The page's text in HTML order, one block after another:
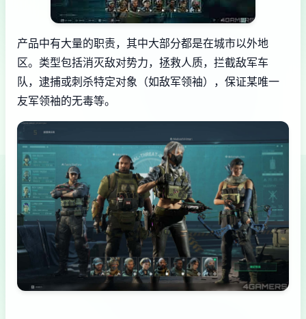
产品中有大量的职责，其中大部分都是在城市以外地
区。类型包括消灭敌对势力，拯救人质，拦截敌军车
队，逮捕或刺杀特定对象（如敌军领袖），保证某唯一
友军领袖的无毒等。